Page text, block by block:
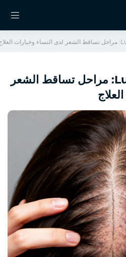
شرح مقياس Ludwig: مراحل تساقط الشعر